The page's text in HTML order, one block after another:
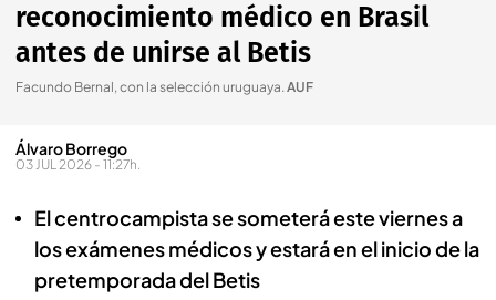
reconocimiento médico en Brasil
antes de unirse al Betis
Facundo Bernal, con la selección uruguaya.AUF
Álvaro Borrego
03 JUL 2026 - 11:27h.
El centrocampista se someterá este viernes a
los exámenes médicos y estará en el inicio de la
pretemporada del Betis